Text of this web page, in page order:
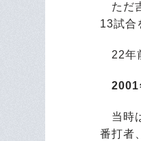
ただ
13試合
22年
2001
当時
番打者